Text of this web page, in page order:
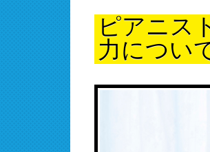
ピアニス
力につい